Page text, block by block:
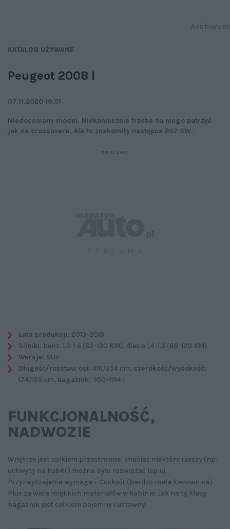
KATALOG UŻYWANE
Peugeot 2008 I
07.11.2020 19:51
Niedoceniany model. Niekoniecznie trzeba na niego patrzyć
jak na crossovera. Ale to znakomity następca 207 SW.
Lata produkcji: 2013-2019
Silniki: benz. 1.2-1.6 (82-130 KM), diesle 1.4-1.6 (68-120 KM)
Wersje: SUV
Długość/rozstaw osi: 416/254 cm, szerokość/wysokość:
174/155 cm, bagażnik: 350-1194 l
FUNKCJONALNOŚĆ‚
NADWOZIE
Wnętrze jest całkiem przestronne, chociaż niektóre rzeczy (np.
uchwyty na kubki ) można było rozwiązać lepiej.
Przyzwyczajenia wymaga i-Cockpit (bardzo mała kierownica).
Plus za wiele miękkich materiałów w kabinie. Jak na tę klasę
bagażnik jest całkiem pojemny i ustawny.